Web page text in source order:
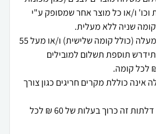
וכו' ו/או כל מוצר אחר שמסופק ע"י
אספקה מקומה שלישית ומעלה (כולל קומה שלישית) ו/או מעל 55
תוספת תשלום למובילים
אינה כוללת מקרים חריגים כגון צורך
במקרה שיש צורך בפירוק דלתות זה כרוך בעלות של 60 ₪ לכל